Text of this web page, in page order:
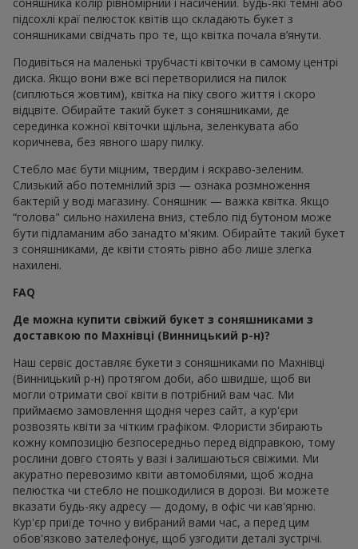
підсохлі краї пелюсток квітів що складають букет з
соняшниками свідчать про те, що квітка почала в’янути.
Подивіться на маленькі трубчасті квіточки в самому центрі
диска. Якщо вони вже всі перетворилися на пилок
(сиплються жовтим), квітка на піку свого життя і скоро
відцвіте. Обирайте такий букет з соняшниками, де
серединка кожної квіточки щільна, зеленкувата або
коричнева, без явного шару пилку.
Стебло має бути міцним, твердим і яскраво-зеленим.
Слизький або потемнілий зріз — ознака розмноження
бактерій у воді магазину. Соняшник — важка квітка. Якщо
“голова" сильно нахилена вниз, стебло під бутоном може
бути підламаним або занадто м'яким. Обирайте такий букет
з соняшниками, де квіти стоять рівно або лише злегка
нахилені.
FAQ
Де можна купити свіжий букет з соняшниками з
доставкою по Махнівці (Винницький р-н)?
Наш сервіс доставляє букети з соняшниками по Махнівці
(Винницький р-н) протягом доби, або швидше, щоб ви
могли отримати свої квіти в потрібний вам час. Ми
приймаємо замовлення щодня через сайт, а кур'єри
розвозять квіти за чітким графіком. Флористи збирають
кожну композицію безпосередньо перед відправкою, тому
рослини довго стоять у вазі і залишаються свіжими. Ми
акуратно перевозимо квіти автомобілями, щоб жодна
пелюстка чи стебло не пошкодилися в дорозі. Ви можете
вказати будь-яку адресу — додому, в офіс чи кав'ярню.
Кур'єр приїде точно у вибраний вами час, а перед цим
обов'язково зателефонує, щоб узгодити деталі зустрічі.